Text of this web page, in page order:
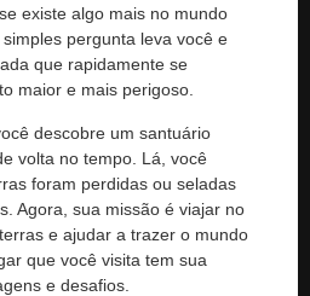
existe algo mais no mundo
pergunta leva você e
que rapidamente se
maior e mais perigoso.
descobre um santuário
volta no tempo. Lá, você
foram perdidas ou seladas
Agora, sua missão é viajar no
e ajudar a trazer o mundo
que você visita tem sua
e desafios.